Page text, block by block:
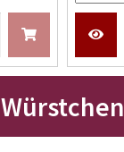
0
v
n
Würstchen